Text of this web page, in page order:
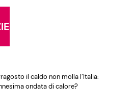
il caldo non molla l’Italia:
ondata di calore?